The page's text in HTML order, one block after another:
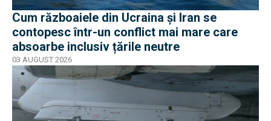
Cum războaiele din Ucraina și Iran se
contopesc într-un conflict mai mare care
absoarbe inclusiv țările neutre
03 AUGUST 2026
EXCLUSIV